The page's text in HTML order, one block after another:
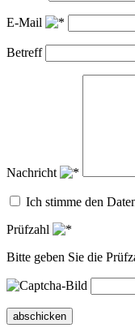
E-Mail
Betreff
Nachricht
Ich stimme den
Prüfzahl
Bitte geben Sie die
abschicken